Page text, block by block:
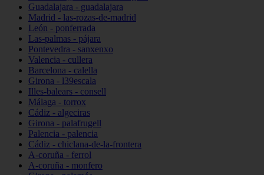
Guadalajara - guadalajara
Madrid - las-rozas-de-madrid
León - ponferrada
Las-palmas - pájara
Pontevedra - sanxenxo
Valencia - cullera
Barcelona - calella
Girona - l39escala
Illes-balears - consell
Málaga - torrox
Cádiz - algeciras
Girona - palafrugell
Palencia - palencia
Cádiz - chiclana-de-la-frontera
A-coruña - ferrol
A-coruña - monfero